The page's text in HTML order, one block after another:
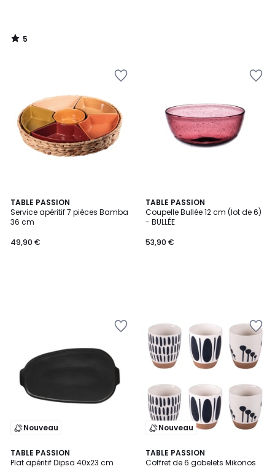
5
/
TABLE PASSION
Service apéritif 7 pièces Bamba
36 cm
49,90 €
TABLE PASSION
Coupelle Bullée 12 cm (lot de 6)
- BULLÉE
53,90 €
Nouveau
TABLE PASSION
Plat apéritif Dipsa 40x23 cm
Nouveau
TABLE PASSION
Coffret de 6 gobelets Mikonos
2
Couleurs